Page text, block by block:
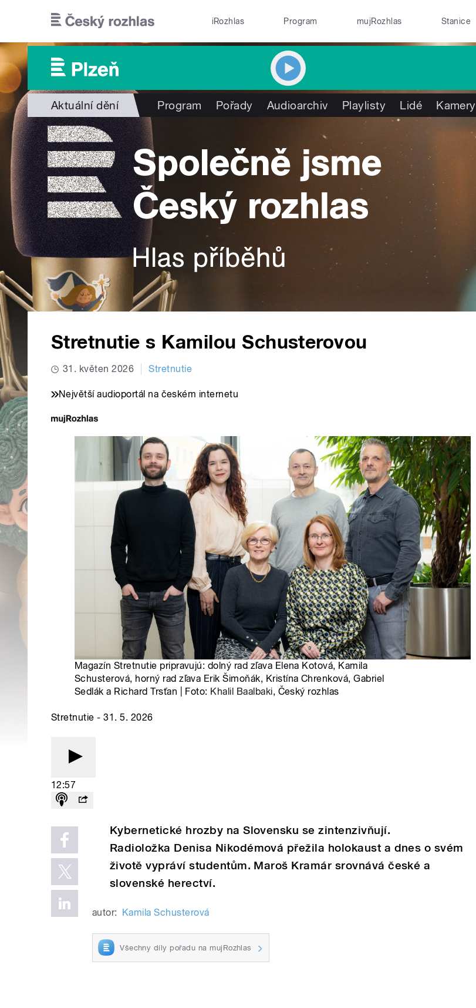
iRozhlas Program mujRozhlas Stanice
Aktuální dění Program Pořady Audioarchiv Playlisty Lidé Kamery
Stretnutie s Kamilou Schusterovou
31. květen 2026 Stretnutie
Největší audioportál na českém internetu
Magazín Stretnutie pripravujú: dolný rad zľava Elena Kotová, Kamila
Schusterová, horný rad zľava Erik Šimoňák, Kristína Chrenková, Gabriel
Sedlák a Richard Trsťan | Foto: Khalil Baalbaki, Český rozhlas
Stretnutie - 31. 5. 2026
12:57
Kybernetické hrozby na Slovensku se zintenzivňují.
Radioložka Denisa Nikodémová přežila holokaust a dnes o svém
životě vypráví studentům. Maroš Kramár srovnává české a
slovenské herectví.
autor: Kamila Schusterová
Všechny díly pořadu na mujRozhlas